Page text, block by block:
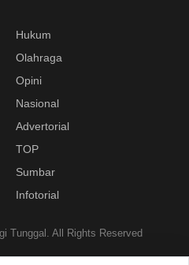
Hukum
Olahraga
Opini
Nasional
Advertorial
TOP
Sumbar
Infotorial
Tunggal. All Rights Reserved